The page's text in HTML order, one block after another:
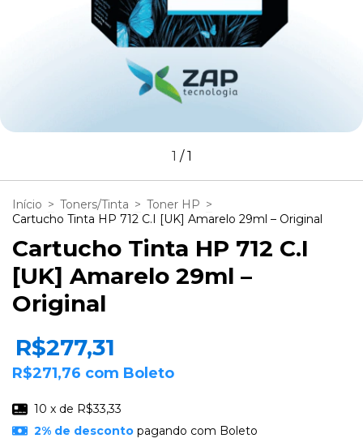
1 /1
Início > Toners/Tinta > Toner HP >
Cartucho Tinta HP 712 C.I [UK] Amarelo 29ml – Original
Cartucho Tinta HP 712 C.I
[UK] Amarelo 29ml –
Original
R$277,31
R$271,76 com Boleto
10 x de R$33,33
2% de descontopagando com Boleto